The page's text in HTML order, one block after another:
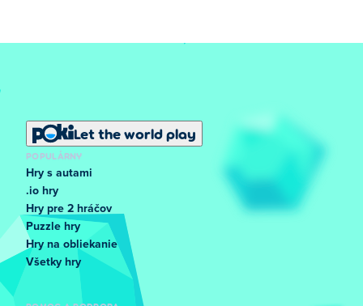
Let the world play
POPULÁRNY
Hry s autami
.io hry
Hry pre 2 hráčov
Puzzle hry
Hry na obliekanie
Všetky hry